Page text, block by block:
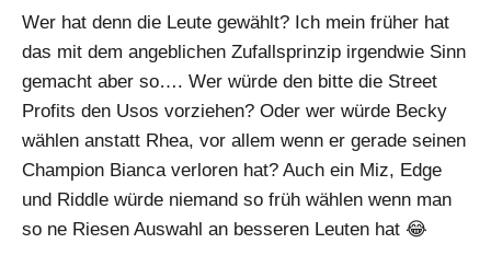
Wer hat denn die Leute gewählt? Ich mein früher hat
das mit dem angeblichen Zufallsprinzip irgendwie Sinn
gemacht aber so…. Wer würde den bitte die Street
Profits den Usos vorziehen? Oder wer würde Becky
wählen anstatt Rhea, vor allem wenn er gerade seinen
Champion Bianca verloren hat? Auch ein Miz, Edge
und Riddle würde niemand so früh wählen wenn man
so ne Riesen Auswahl an besseren Leuten hat 😂